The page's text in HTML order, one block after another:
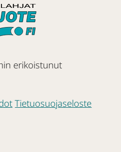
erikoistunut
Tietuosuojaseloste